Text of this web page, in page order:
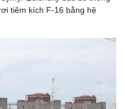
tiêm kích F-16 bằng hệ